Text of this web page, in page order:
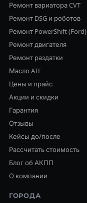
Ремонт вариатора CVT
Ремонт DSG и роботов
Ремонт PowerShift (Ford)
Ремонт двигателя
Ремонт раздатки
Масло ATF
Цены и прайс
Акции и скидки
Гарантия
Отзывы
Кейсы до/после
Рассчитать стоимость
Блог об АКПП
О компании
ГОРОДА